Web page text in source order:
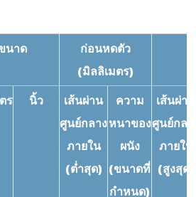
วดล้อม รับรองมาตรฐาน RoHS,
-15%~15%
ASTM
≥10.3MPa
ASTM
ASTM
D2671
นาด
ก่อนหดตัว
(มิลลิเมตร)
ร
นิ้ว
เส้นผ่าน
ศูนย์กลาง
ภายใน
(ต่ำสุด)
ความ
หนาของ
ผนัง
(ขนาดที่
กำหนด)
เส้นผ่าน
ศูนย์กลา
ภายใน
(สูงสุด)